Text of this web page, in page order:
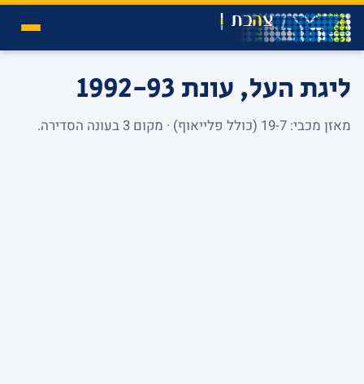
ליגת העל, עונת 1992-93
מאזן מכבי: 19-7 (כולל פלייאוף) · מקום 3 בעונה הסדירה.